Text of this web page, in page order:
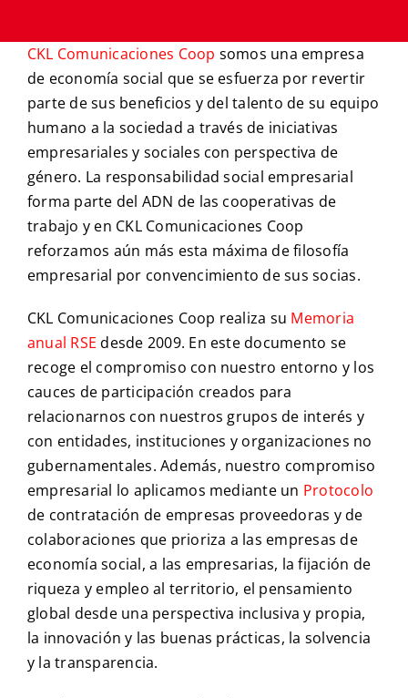
CKL Comunicaciones Coop somos una empresa
de economía social que se esfuerza por revertir
parte de sus beneficios y del talento de su equipo
humano a la sociedad a través de iniciativas
empresariales y sociales con perspectiva de
género. La responsabilidad social empresarial
forma parte del ADN de las cooperativas de
trabajo y en CKL Comunicaciones Coop
reforzamos aún más esta máxima de filosofía
empresarial por convencimiento de sus socias.
CKL Comunicaciones Coop realiza su Memoria
anual RSEdesde 2009. En este documento se
recoge el compromiso con nuestro entorno y los
cauces de participación creados para
relacionarnos con nuestros grupos de interés y
con entidades, instituciones y organizaciones no
gubernamentales. Además, nuestro compromiso
empresarial lo aplicamos mediante un Protocolo
de contratación de empresas proveedoras y de
colaboraciones que prioriza a las empresas de
economía social, a las empresarias, la fijación de
riqueza y empleo al territorio, el pensamiento
global desde una perspectiva inclusiva y propia,
la innovación y las buenas prácticas, la solvencia
y la transparencia.